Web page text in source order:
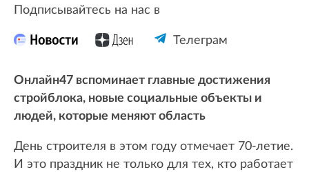
Подписывайтесь на нас в
Телеграм
Онлайн47 вспоминает главные достижения
стройблока, новые социальные объекты и
людей, которые меняют область
День строителя в этом году отмечает 70-летие.
И это праздник не только для тех, кто работает